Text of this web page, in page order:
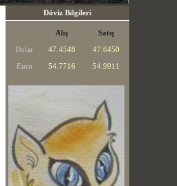
Döviz Bilgileri
Alış
Satış
Dolar
47.4548
47.6450
Euro
54.7716 54.9911